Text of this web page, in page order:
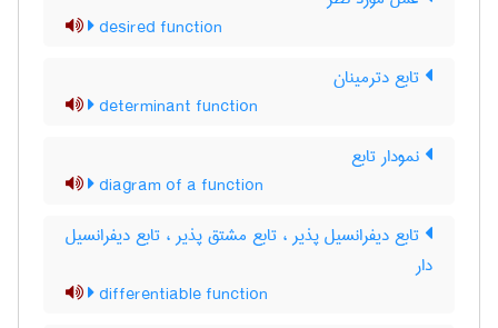
desired function
تابع دترمینان
determinant function
نمودار تابع
diagram of a function
تابع دیفرانسیل پذیر ، تابع مشتق پذیر ، تابع دیفرانسیل
دار
differentiable function